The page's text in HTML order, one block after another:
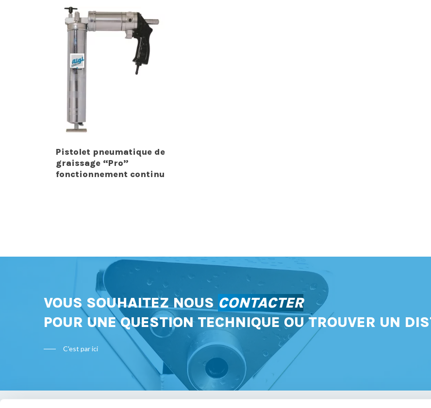
Pistolet pneumatique de
graissage “Pro”
fonctionnement continu
VOUS SOUHAITEZ NOUS CONTACTER
POUR UNE QUESTION TECHNIQUE OU TROUVER UN
C'est par ici